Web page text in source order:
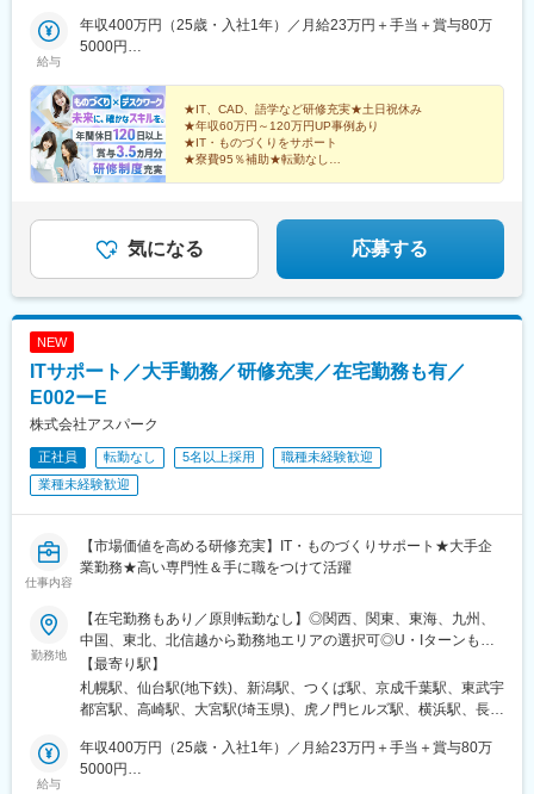
駅、さくら夙川駅、狸小路駅、熊本城・市役所前駅、新日本橋
駅、西代駅、鹿島田駅、札幌駅、新宿三丁目駅、新芝浦駅、京急
駅、淡路町駅、縮景園前駅、参宮橋駅、赤羽橋駅、千種駅、西早
稲田駅、猿猴橋町駅、桂川駅(京都府)、北四番丁駅、新御茶ノ水
駅、旧居留地・大丸前駅、城下駅(岡山県)、七ツ屋駅、北１２条
駅、亀戸駅、本八幡駅(都営線)、新津田沼駅、千葉駅、北茅ケ崎
駅、岡山駅前駅、横川一丁目駅、赤坂見附駅、京成稲毛駅、西長
営)、なにわ橋駅、渡辺通駅、駅前駅、東日本橋駅、中之島駅、京
橋駅(東京都)、立町駅、馬車道駅、霞ケ関駅(東京都)、本郷三丁目
駅、白金高輪駅、中崎町駅、天神南駅、近鉄日本橋駅、市役所前
駅、東海神駅、川越市駅、日吉町駅、あおば通駅、信濃町駅、新
出町駅、下落合駅、東向日駅、千代県庁口駅、石川町駅、県庁前
駅(兵庫県)、郵便局前駅、東区役所前駅、鬼越駅、新千葉駅、伊勢
佐木長者町駅、西川緑道公園駅、国会議事堂前駅、西大橋駅、な
駅、紙屋町西駅、西鉄福岡駅、渡辺橋駅、九条駅(大阪府)、大阪城
公園駅、なにわ橋駅、大阪難波駅、美章園駅、大阪梅田駅(阪神
坂見附駅、乃木坂駅、初台駅、信濃町駅、牛込神楽坂駅、東新宿
駅、新宿西口駅、竹橋駅、末広町駅(東京都)、四ツ谷駅、茅場町
駅、中埠頭駅、旧居留地・大丸前駅、高速神戸駅、山ノ内駅(京都
府)、烏丸御池駅、妙心寺駅、高島町駅、石川町駅、大須観音駅、
西鉄平尾駅、千代県庁口駅、女学院前駅、鷹野橋駅、舟入幸町
中国エリア（広島、岡山、愛媛など）■東北エリア（宮城、福島な
ど）■北信越エリア（石川、福井、富山、新潟、長野など）のプロ
モート案件あり）◎転居を伴う転勤は、基本的には本人が希望す
る場合以外ありません※受動喫煙防止対策：オフィス内全面禁煙
線)、インテック本社前駅、烏丸駅、三宮駅(神戸新交通)、山陽姫
路駅、岡山駅、八丁堀駅(広島県)、高松駅(香川県)、天神駅、花畑
尾駅、水島駅、通津駅、福山駅、岩国駅、可部駅、横川駅(広島
県)、東広島駅、山西駅、本町六丁目駅、金川駅、東野駅(京都
府)、東山・おかでんミュージアム駅、衣山駅、山麓駅(皿倉山)、
堺筋本町駅、鷹野橋駅、堺駅、比治山下駅、広域公園前駅、横川
一丁目駅、錦糸町駅、検見川浜駅、本町駅、津守駅、中野東駅、
六本木駅、伊予大洲駅、福駅、芦原橋駅、桃山駅、野田阪神駅、
東比恵駅、渡辺橋駅、淀屋橋駅、鶴崎駅、西小倉駅、二島駅、今
池駅(福岡県)、上鳥羽口駅、竹下駅、小森江駅、甘木駅(西鉄線)、
羽駅、峰駅、陸前落合駅、センター南駅、北四番丁駅、稲永駅、
岡本駅(栃木県)、笠寺駅、村井駅、茅野駅、本山駅(愛知県)、さが
み野駅、小俣駅(栃木県)、新前橋駅、群馬藤岡駅、本庄駅、垂井
駅、徳山駅、周防下郷駅、道ノ尾駅、大波止駅、喜々津駅、国母
駅、松江駅、伊賀屋駅、弥生が丘駅、宮崎駅、南鹿児島駅、さっ
ぽろ駅、青葉通一番町駅、千葉駅、虎ノ門駅、神奈川駅、市役所
前駅(長野県)、新静岡駅、第一通り駅、近鉄名古屋駅、金沢駅、中
神戸三宮駅(阪神)、姫路駅、岡山駅前駅、胡町駅、高松築港駅、天
神南駅、辛島町駅、南公園駅、湊川駅、小路駅、常盤駅(岡山県)、
(地下鉄)、六本木一丁目駅、ＪＲ難波駅、観月橋駅、海老江駅、中
之島駅、なにわ橋駅、甘木駅(甘木鉄道線)、住之江公園駅、上前津
駅、久屋大通駅、平沼橋駅、国道駅、蒔田駅、赤羽岩淵駅、セン
ター北駅、勾当台公園駅、本笠寺駅、自由ケ丘駅(愛知県)、出島
駅、北１２条駅、あおば通駅、新千葉駅、神谷町駅、新高島駅、
日吉町駅、新浜松駅、名鉄名古屋駅、梅田駅(地下鉄)、富山駅、京
都河原町駅、三ノ宮駅、西川緑道公園駅、銀山町駅、西鉄福岡
駅、西辛島町駅、市民広場駅、三滝駅、舟入本町駅、花田口駅、
麻布十番駅、大国町駅、桃山御陵前駅、野田駅(阪神線)、肥後橋
給与
年収400万円（25歳・入社1年）／月給23万円＋手当＋賞与80万
5000円
5000円
★IT、CAD、語学など研修充実★土日祝休み
★年収60万円～120万円UP事例あり
★IT・ものづくりをサポート
★寮費95％補助★転勤なし
気になる 応募する
NEW
ITサポート／大手勤務／研修充実／在宅勤務も有／
E002ーE
株式会社アスパーク
正社員 転勤なし 5名以上採用
職種未経験歓迎
業種未経験歓迎
仕事内容
【市場価値を高める研修充実】IT・ものづくりサポート★大手企
業勤務★高い専門性＆手に職をつけて活躍
勤務地
【在宅勤務もあり／原則転勤なし】◎関西、関東、東海、九州、
中国、東北、北信越から勤務地エリアの選択可◎U・Iターンも歓
迎！（引越し代全額負担・家賃95％補助など制度完備）■関西エ
リア（大阪、京都、兵庫、奈良、和歌山、滋賀）■関東エリア（東
京、神奈川、千葉、埼玉、栃木、茨城、群馬など）■東海エリア
国エリア（広島、岡山、愛媛など）■東北エリア（宮城、福島な
ど）■北信越エリア（石川、福井、富山、新潟、長野など）のプロ
【最寄り駅】
札幌駅、仙台駅(地下鉄)、新潟駅、つくば駅、京成千葉駅、東武宇
都宮駅、高崎駅、大宮駅(埼玉県)、虎ノ門ヒルズ駅、横浜駅、長野
線)、インテック本社前駅、烏丸駅、三宮駅(神戸新交通)、山陽姫
路駅、岡山駅、八丁堀駅(広島県)、高松駅(香川県)、天神駅、花畑
給与
年収400万円（25歳・入社1年）／月給23万円＋手当＋賞与80万
5000円